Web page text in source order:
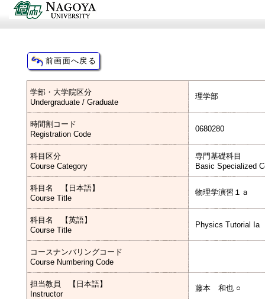
学部・大学院区分
Undergraduate / Graduate
理学部
時間割コード
Registration Code
0680280
科目区分
Course Category
専門基礎科目
Basic Specialized
科目名 【日本語】
Course Title
物理学演習１ａ
科目名 【英語】
Course Title
Physics Tutorial Ia
コースナンバリングコード
Course Numbering Code
担当教員 【日本語】
Instructor
藤本 和也 ○